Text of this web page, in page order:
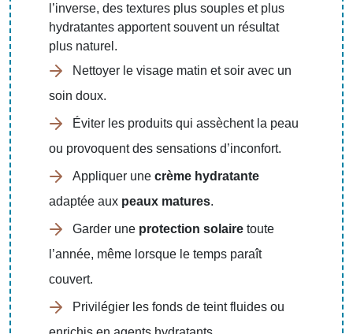
l’inverse, des textures plus souples et plus
hydratantes apportent souvent un résultat
plus naturel.
Nettoyer le visage matin et soir avec un
soin doux.
Éviter les produits qui assèchent la peau
ou provoquent des sensations d’inconfort.
Appliquer une crème hydratante
adaptée aux peaux matures.
Garder une protection solaire toute
l’année, même lorsque le temps paraît
couvert.
Privilégier les fonds de teint fluides ou